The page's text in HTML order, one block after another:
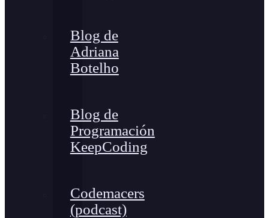
Blog de
Adriana
Botelho
Blog de
Programación
KeepCoding
Codemacers
(podcast)